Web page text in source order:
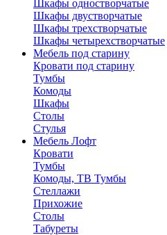
Шкафы одностворчатые
Шкафы двустворчатые
Шкафы трехстворчатые
Шкафы четырехстворчатые
Мебель под старину
Кровати под старину
Тумбы
Комоды
Шкафы
Столы
Стулья
Мебель Лофт
Кровати
Тумбы
Комоды, ТВ Тумбы
Стеллажи
Прихожие
Столы
Табуреты